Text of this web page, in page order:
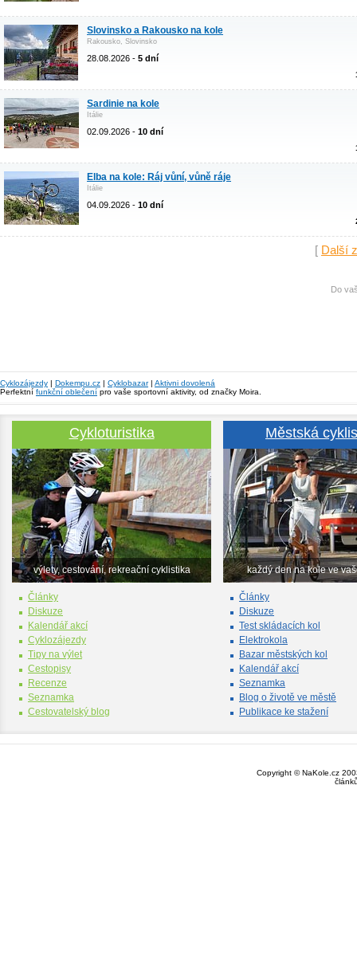
Slovinsko a Rakousko na kole
Rakousko, Slovinsko
28.08.2026 - 5 dní
Sardinie na kole
Itálie
02.09.2026 - 10 dní
Elba na kole: Ráj vůní, vůně ráje
Itálie
04.09.2026 - 10 dní
[ Další
Do
Cyklozájezdy | Dokempu.cz | Cyklobazar| Aktivni dovolená
Perfektní funkční oblečení pro vaše sportovní aktivity, od značky Moira.
Cykloturistika
výlety, cestování, rekreační cyklistika
Články
Diskuze
Kalendář akcí
Cyklozájezdy
Tipy na výlet
Cestopisy
Recenze
Seznamka
Cestovatelský blog
Městská
každý den na kole ve
Články
Diskuze
Test skládacích kol
Elektrokola
Bazar městských kol
Kalendář akcí
Seznamka
Blog o životě ve městě
Publikace ke stažení
Copyright © NaKole.cz